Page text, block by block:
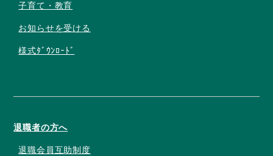
子育て・教育
お知らせを受ける
様式ﾀﾞｳﾝﾛｰﾄﾞ
退職者の方へ
退職会員互助制度